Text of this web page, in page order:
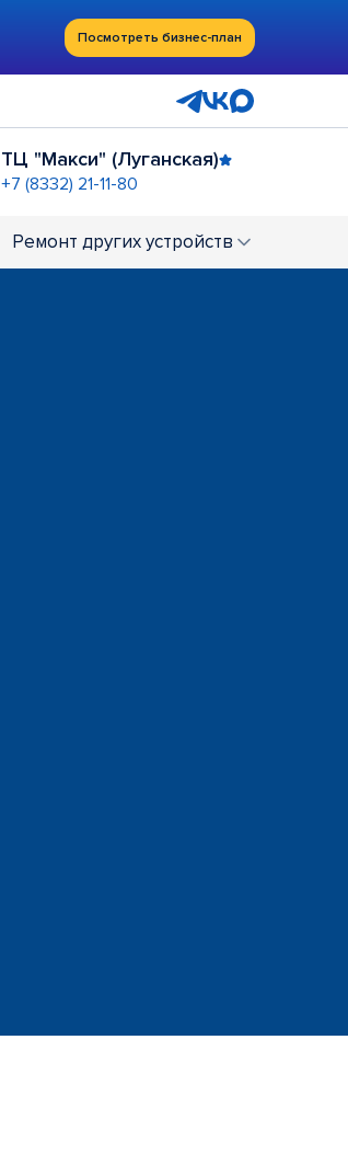
Посмотреть бизнес-план
ТЦ "Макси" (Луганская)
+7 (8332) 21-11-80
Ремонт других устройств